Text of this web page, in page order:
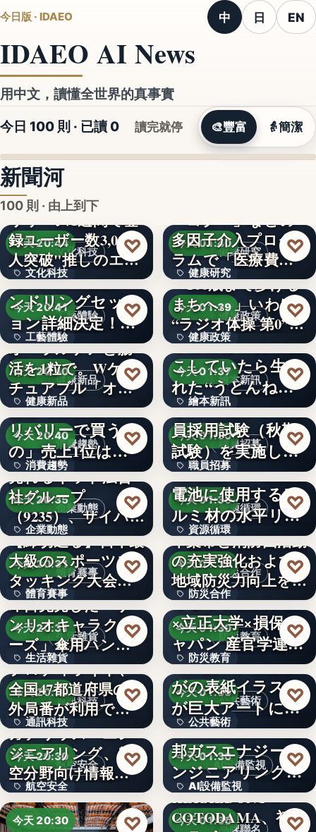
今日版 · IDAEO 中 日 EN
IDAEO AI News
用中文，讀懂全世界的真事實
今日 100 則 · 已讀 0 讀完就停 🎨豐富 👵簡潔
新聞河
100 則 · 由上到下
文化科技
今天 20:44
文化科技
3,000人
リリース1週間で登
録ユーザー数3,000
人突破"推しのエ…
♡
工藝體驗
今天 20:41
工藝體驗
文字
【8月18日開催】ハ
ンドリングセッシ
ョン詳細決定！ジ
ャパ…
♡
健康新品
今天 20:40
健康新品
550億
オーラルケアと腸
活を1粒で。Wケア
チュアブル「オラ
フル…
♡
消費趨勢
今天 20:40
消費趨勢
文字
猛暑で変わる「デ
リバリーで買うも
の」売上1位は
1.1kg…
♡
企業動態
今天 20:35
企業動態
9235
売れるネット広告
社グループ
（9235）、サイバー
セキュリ…
♡
體育賽事
今天 20:31
體育賽事
1
【締切迫る】日本最
大級のスポーツス
タッキング大会
「…
♡
生活雜貨
今天 20:31
生活雜貨
1,408
即日完売した「サ
ンリオキャラクタ
ーズ」傘用ハンデ
ィファン…
♡
通訊科技
今天 20:30
通訊科技
47
プロディライト、
全国47都道府県の市
外局番が利用でき
る…
♡
航空安全
今天 20:30
航空安全
497
ガデリウス・エン
ジニアリング、航
空分野向け情報サ
イト「…
♡
今天 20:30 ♡
文字
健康研究
今天 01:40
健康研究
４７％
多因子介入プログ
ラムで「医療費４
７％抑制…
♡
健康政策
今天 01:39
健康政策
1,788
「100歳まで歩ける
まちへ。」いわば
“ラジオ体操 第0”…
♡
繪本新訊
今天 01:37
繪本新訊
文字
うどんをこねこね
こしていたら生ま
れた“うどんねこ”
が大活…
♡
職員招募
今天 01:30
職員招募
文字
令和8年度伊予市職
員採用試験（秋期
試験）を実施しま
す！大…
♡
資源循環
今天 01:30
資源循環
文字
4社協働で、車載用
電池に使用するア
ルミ材の水平リサ
イクル…
♡
防災合作
今天 01:30
防災合作
1888年
千葉市と消防団活動
の充実強化および
地域防災力向上を目
指し…
♡
防災教育
今天 01:30
防災教育
文字
しながわ防災学校
×立正大学×損保ジ
ャパン 産官学連携
によ…
♡
公共藝術
今天 01:30
公共藝術
文字
【佐賀市】市報さ
がの表紙イラスト
が巨大アートに！
佐賀駅の…
♡
AI設備監視
今天 01:30
AI設備監視
文字
Ｈｍｃｏｍｍ、東
邦ガスエナジーエ
ンジニアリングへ
の異常音…
♡
品牌聯名
今天 01:30
HERALBONY ×
COTODAMA、初の
♡